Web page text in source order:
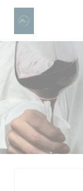
Personnalisation